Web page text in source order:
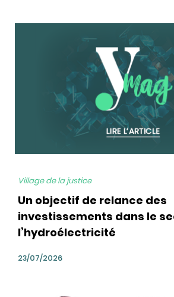
Village de la justice
Un objectif de relance des
investissements dans le
l’hydroélectricité
23/07/2026